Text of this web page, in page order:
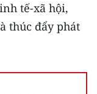
tế-xã hội,
thúc đẩy phát